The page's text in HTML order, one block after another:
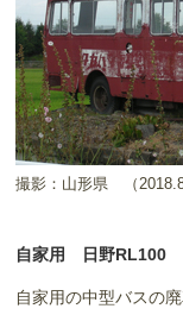
撮影：山形県 （
自家用 日野RL100
自家用の中型バスの